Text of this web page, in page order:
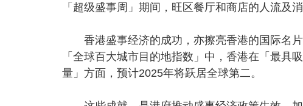
「超级盛事周」期间，旺区餐厅和商店的人流及消
香港盛事经济的成功，亦擦亮香港的国际名片
「全球百大城市目的地指数」中，香港在「最具
量」方面，预计2025年将跃居全球第二。